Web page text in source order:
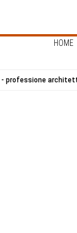
HOME
- professione